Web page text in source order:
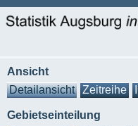
Ansicht
Detailansicht
Zeitreihe
Gebietseinteilung